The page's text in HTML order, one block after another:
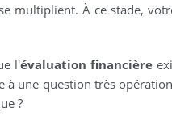
multiplient. À ce stade,
l'évaluation financière
une question très
?